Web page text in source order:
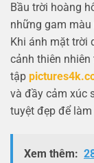
Bầu trời hoàng
những gam
Khi ánh mặt trời
cảnh thiên nhiên
tập
và đầy cảm xúc
tuyệt đẹp để
Xem thêm: